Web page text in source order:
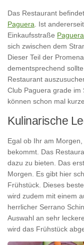
Das Restaurant
Paguera . Ist
Einkaufsstraße
sich zwischen dem
Dieser Teil der
dementsprechend
Restaurant
Club Paguera grade im
können schon mal
Kulinarische
Egal ob Ihr am
bekommt. Das
dazu zu bieten. Das
Morgen. Es gibt hier
Frühstück. Dieses
wird zudem mit einem
herrlicher Serrano
Auswahl an sehr
wird das Frühstück